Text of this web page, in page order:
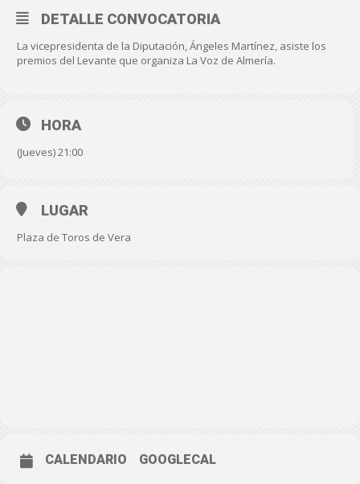
DETALLE CONVOCATORIA
La vicepresidenta de la Diputación, Ángeles Martínez, asiste los
premios del Levante que organiza La Voz de Almería.
HORA
(Jueves) 21:00
LUGAR
Plaza de Toros de Vera
CALENDARIO GOOGLECAL